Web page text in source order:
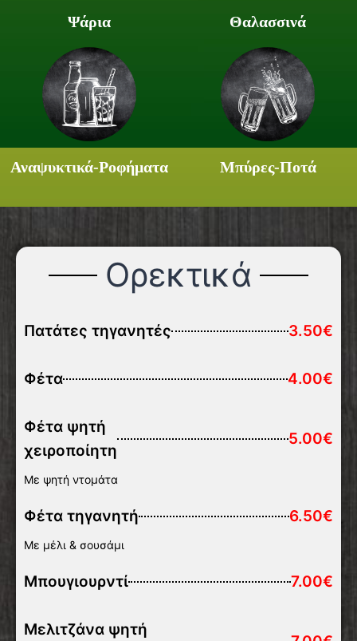
Ψάρια Θαλασσινά
Αναψυκτικά-Ροφήματα Μπύρες-Ποτά
Ορεκτικά
Πατάτες τηγανητές 3.50€
Φέτα 4.00€
Φέτα ψητή
χειροποίητη
5.00€
Με ψητή ντομάτα
Φέτα τηγανητή 6.50€
Με μέλι & σουσάμι
Μπουγιουρντί 7.00€
Μελιτζάνα ψητή